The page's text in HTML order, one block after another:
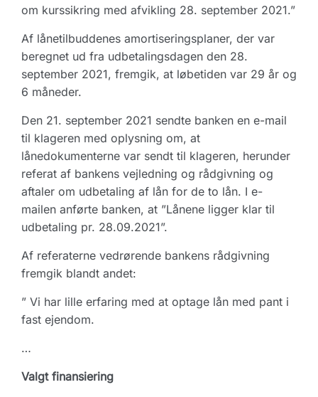
om kurssikring med afvikling 28. september 2021.”
Af lånetilbuddenes amortiseringsplaner, der var
beregnet ud fra udbetalingsdagen den 28.
september 2021, fremgik, at løbetiden var 29 år og
6 måneder.
Den 21. september 2021 sendte banken en e-mail
til klageren med oplysning om, at
lånedokumenterne var sendt til klageren, herunder
referat af bankens vejledning og rådgivning og
aftaler om udbetaling af lån for de to lån. I e-
mailen anførte banken, at ”Lånene ligger klar til
udbetaling pr. 28.09.2021”.
Af referaterne vedrørende bankens rådgivning
fremgik blandt andet:
” Vi har lille erfaring med at optage lån med pant i
fast ejendom.
…
Valgt finansiering